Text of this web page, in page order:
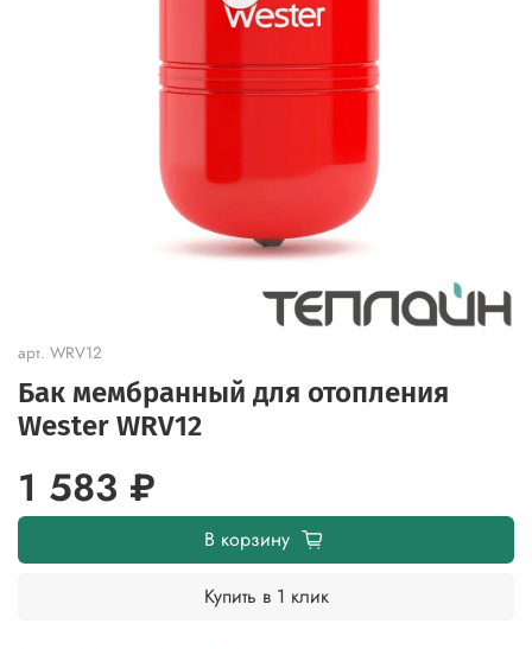
арт. WRV12
Бак мембранный для отопления
Wester WRV12
1 583 ₽
В корзину
Купить в 1 клик